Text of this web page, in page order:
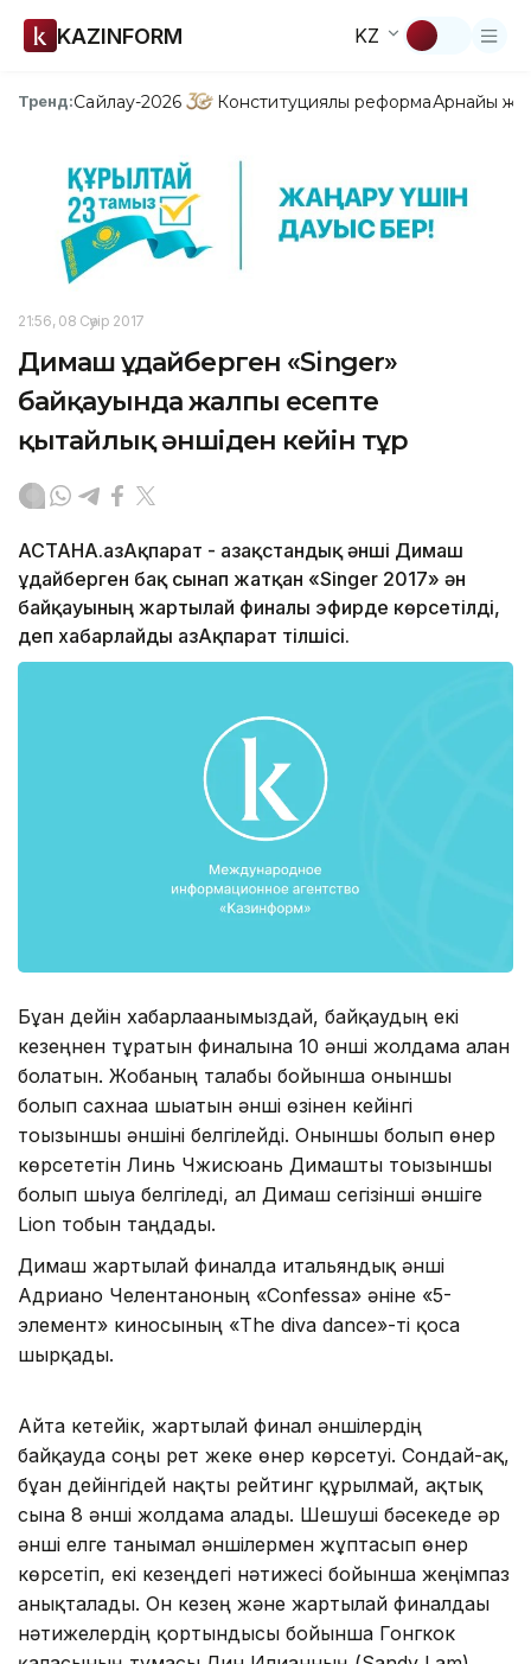
KAZINFORM KZ
Тренд:Сайлау-2026 Конституциялық реформаАрнайы
21:56, 08 Сәуір 2017
Димаш Құдайберген «Singer»
байқауында жалпы есепте
қытайлық әншіден кейін тұр
АСТАНА.ҚазАқпарат - Қазақстандық әнші Димаш
Құдайберген бақ сынап жатқан «Singer 2017» ән
байқауының жартылай финалы эфирде көрсетілді,
деп хабарлайды ҚазАқпарат тілшісі.
Бұған дейін хабарлағанымыздай, байқаудың екі
кезеңнен тұратын финалына 10 әнші жолдама алған
болатын. Жобаның талабы бойынша оныншы
болып сахнаға шығатын әнші өзінен кейінгі
тоғызыншы әншіні белгілейді. Оныншы болып өнер
көрсететін Линь Чжисюань Димашты тоғызыншы
болып шығуға белгіледі, ал Димаш сегізінші әншіге
Lion тобын таңдады.
Димаш жартылай финалда итальяндық әнші
Адриано Челентаноның «Confessa» әніне «5-
элемент» киносының «The diva dance»-ті қоса
шырқады.
Айта кетейік, жартылай финал әншілердің
байқауда соңғы рет жеке өнер көрсетуі. Сондай-ақ,
бұған дейінгідей нақты рейтинг құрылмай, ақтық
сынға 8 әнші жолдама алады. Шешуші бәсекеде әр
әнші елге танымал әншілермен жұптасып өнер
көрсетіп, екі кезеңдегі нәтижесі бойынша жеңімпаз
анықталады. Он кезең және жартылай финалдағы
нәтижелердің қортындысы бойынша Гонгкок